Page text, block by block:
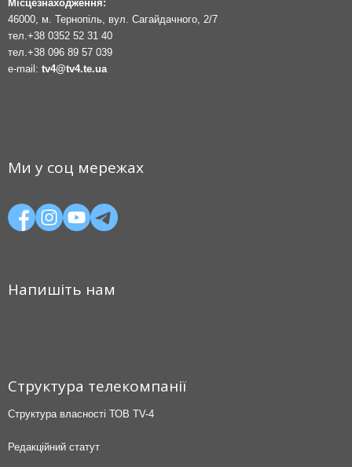
Місцезнаходження:
46000, м. Тернопіль, вул. Сагайдачного, 2/7
тел. +38 0352 52 31 40
тел. +38 096 89 57 039
e-mail: tv4@tv4.te.ua
Ми у соц мережах
Напишіть нам
Структура телекомпанії
Структура власності ТОВ TV-4
Редакційний статут